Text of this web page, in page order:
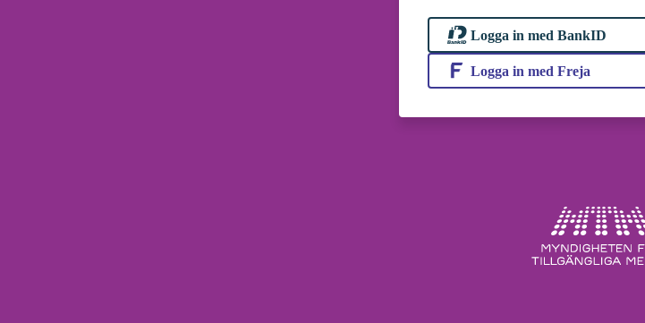
Logga in med BankID
Logga in med Freja